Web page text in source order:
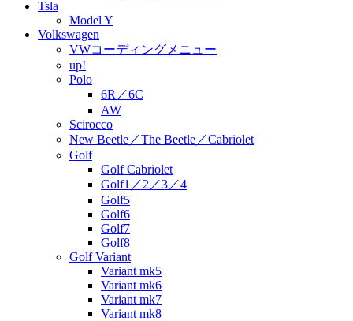
Tsla
Model Y
Volkswagen
VWコーディングメニュー
up!
Polo
6R／6C
AW
Scirocco
New Beetle／The Beetle／Cabriolet
Golf
Golf Cabriolet
Golf1／2／3／4
Golf5
Golf6
Golf7
Golf8
Golf Variant
Variant mk5
Variant mk6
Variant mk7
Variant mk8